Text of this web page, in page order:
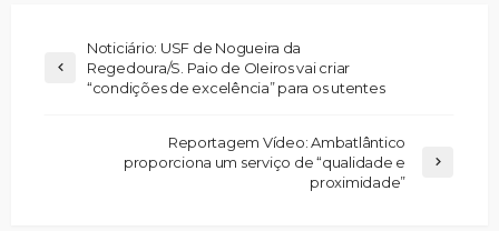
Noticiário: USF de Nogueira da
Regedoura/S. Paio de OIeiros vai criar
“condições de excelência” para os utentes
Reportagem Vídeo: Ambatlântico
proporciona um serviço de “qualidade e
proximidade”